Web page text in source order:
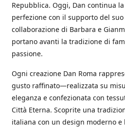
Repubblica. Oggi, Dan continua
perfezione con il supporto del
collaborazione di Barbara e
portano avanti la tradizione di
passione.
Ogni creazione Dan Roma
gusto raffinato—realizzata su
eleganza e confezionata con
Città Eterna. Scoprite una
italiana con un design moderno